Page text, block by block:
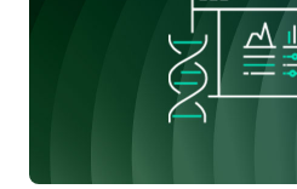
certifications de conformité